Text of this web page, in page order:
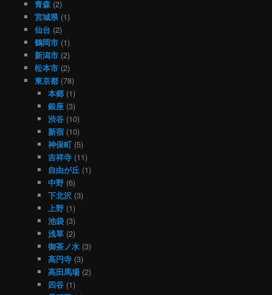
青森(2)
宮城県(1)
仙台 (2)
鶴岡市(1)
新潟市(2)
松本市(2)
東京都(78)
本郷 (1)
銀座 (3)
渋谷 (10)
新宿 (10)
神保町 (5)
吉祥寺 (11)
自由が丘 (1)
中野 (6)
下北沢 (3)
上野 (1)
池袋 (3)
浅草 (2)
御茶ノ水 (3)
高円寺 (3)
高田馬場 (2)
四谷 (1)